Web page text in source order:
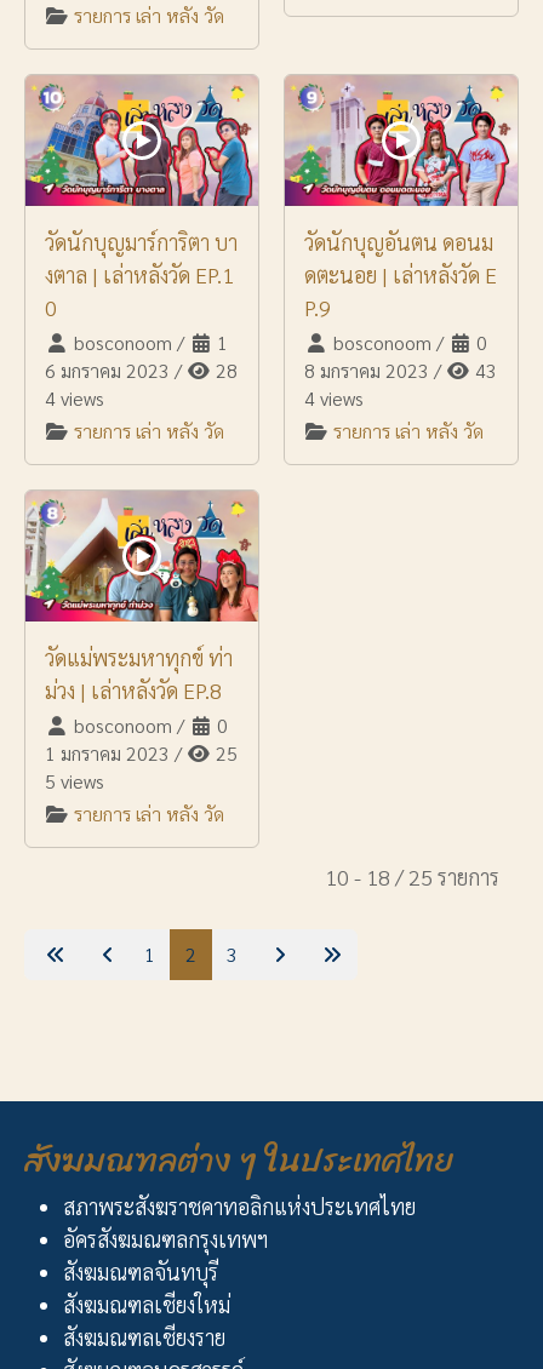
รายการ เล่า หลัง วัด
วัดนักบุญมาร์การิตา บา
งตาล | เล่าหลังวัด EP.1
0
bosconoom /
1
6 มกราคม 2023 /
28
4 views
รายการ เล่า หลัง วัด
วัดนักบุญอันตน ดอนม
ดตะนอย | เล่าหลังวัด E
P.9
bosconoom /
0
8 มกราคม 2023 /
43
4 views
รายการ เล่า หลัง วัด
วัดแม่พระมหาทุกข์ ท่า
ม่วง | เล่าหลังวัด EP.8
bosconoom /
0
1 มกราคม 2023 /
25
5 views
รายการ เล่า หลัง วัด
10 - 18 / 25 รายการ
1 2 3
สังฆมณฑลต่าง ๆ ในประเทศไทย
สภาพระสังฆราชคาทอลิกแห่งประเทศไทย
อัครสังฆมณฑลกรุงเทพฯ
สังฆมณฑลจันทบุรี
สังฆมณฑลเชียงใหม่
สังฆมณฑลเชียงราย